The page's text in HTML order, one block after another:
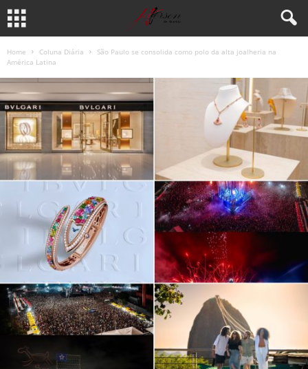
Home Coluna Diária
São Paulo se consolida como polo da alta joalheria na
América Latina